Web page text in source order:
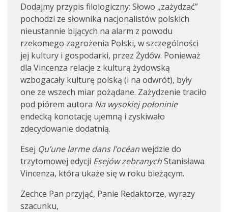
Dodajmy przypis filologiczny: Słowo „zażydzać”
pochodzi ze słownika nacjonalistów polskich
nieustannie bijących na alarm z powodu
rzekomego zagrożenia Polski, w szczególności
jej kultury i gospodarki, przez Żydów. Ponieważ
dla Vincenza relacje z kulturą żydowską
wzbogacały kulturę polską (i na odwrót), były
one ze wszech miar pożądane. Zażydzenie traciło
pod piórem autora Na wysokiej połoninie
endecką konotację ujemną i zyskiwało
zdecydowanie dodatnią.
Esej Qu’une larme dans l’océanwejdzie do
trzytomowej edycji Esejów zebranychStanisława
Vincenza, która ukaże się w roku bieżącym.
Zechce Pan przyjąć, Panie Redaktorze, wyrazy
szacunku,